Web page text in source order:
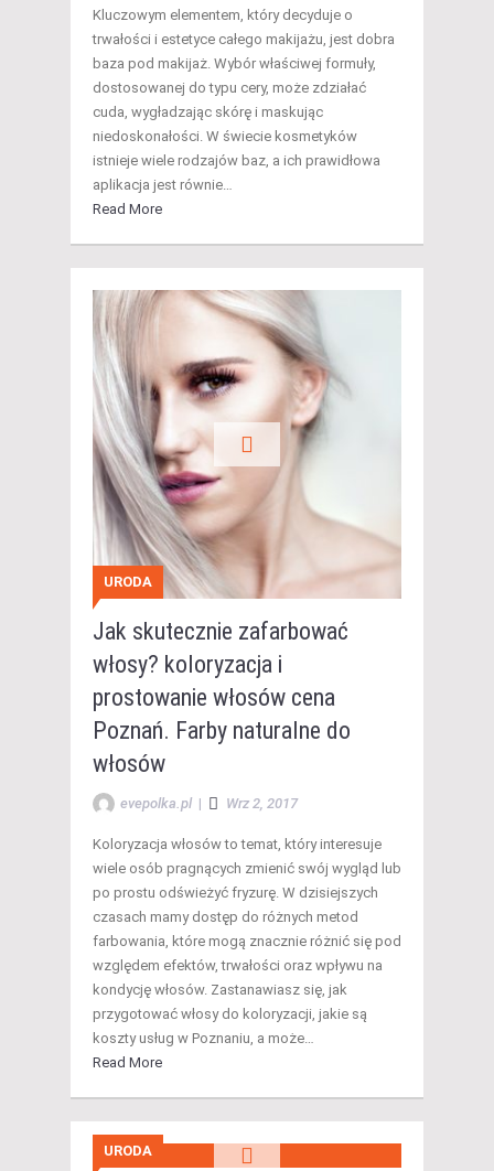
Kluczowym elementem, który decyduje o
trwałości i estetyce całego makijażu, jest dobra
baza pod makijaż. Wybór właściwej formuły,
dostosowanej do typu cery, może zdziałać
cuda, wygładzając skórę i maskując
niedoskonałości. W świecie kosmetyków
istnieje wiele rodzajów baz, a ich prawidłowa
aplikacja jest równie…
Read More
URODA
Jak skutecznie zafarbować
włosy? koloryzacja i
prostowanie włosów cena
Poznań. Farby naturalne do
włosów
evepolka.pl | Wrz 2, 2017
Koloryzacja włosów to temat, który interesuje
wiele osób pragnących zmienić swój wygląd lub
po prostu odświeżyć fryzurę. W dzisiejszych
czasach mamy dostęp do różnych metod
farbowania, które mogą znacznie różnić się pod
względem efektów, trwałości oraz wpływu na
kondycję włosów. Zastanawiasz się, jak
przygotować włosy do koloryzacji, jakie są
koszty usług w Poznaniu, a może…
Read More
URODA